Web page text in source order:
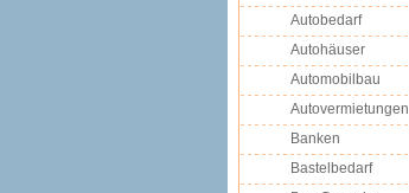
Autobedarf
Autohäuser
Automobilbau
Autovermietungen
Banken
Bastelbedarf